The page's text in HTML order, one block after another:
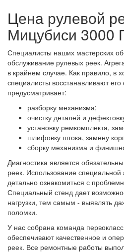
Цена рулевой
Мицубиси 3000
Специалисты наших мастерских
обслуживание рулевых реек.
в крайнем случае. Как правило, в
специалисты восстанавливают
предусматривает:
разборку механизма;
очистку деталей и
установку ремкомплекта,
шлифовку штока, замену
сборку механизма и
Диагностика является
реек. Использование
детально ознакомиться с
Специальный стенд дает
нагрузки, тем самым - выявлять
поломки.
У нас собрана команда
обеспечивают качественное и
реек. Все ремонтные работы